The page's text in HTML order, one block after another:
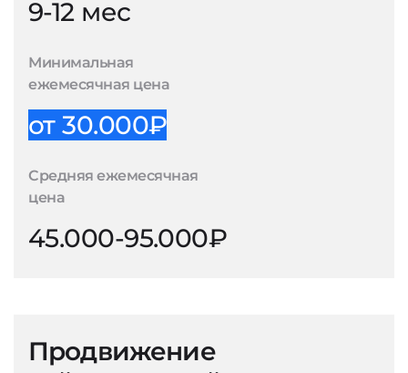
9-12 мес
Минимальная
ежемесячная цена
от 30.000₽
Средняя ежемесячная
цена
45.000-95.000₽
Продвижение